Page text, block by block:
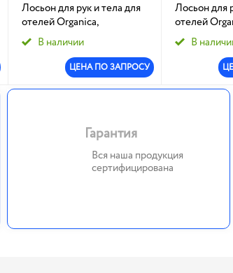
Лосьон для рук и тела для
отелей Organica,
диспенсер пополняемый
400 мл (SYC): 1/20
В наличии
ЦЕНА ПО ЗАПРОСУ
Лосьон для
отелей
диспенсер
В
Гарантия
Вся наша продукция
сертифицирована